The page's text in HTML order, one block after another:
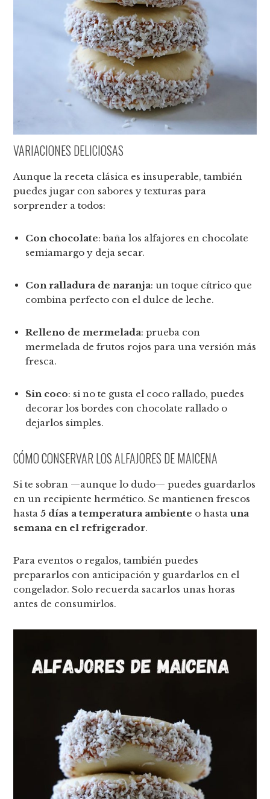
VARIACIONES DELICIOSAS
Aunque la receta clásica es insuperable, también
puedes jugar con sabores y texturas para
sorprender a todos:
Con chocolate: baña los alfajores en chocolate
semiamargo y deja secar.
Con ralladura de naranja: un toque cítrico que
combina perfecto con el dulce de leche.
Relleno de mermelada: prueba con
mermelada de frutos rojos para una versión más
fresca.
Sin coco: si no te gusta el coco rallado, puedes
decorar los bordes con chocolate rallado o
dejarlos simples.
CÓMO CONSERVAR LOS ALFAJORES DE MAICENA
Si te sobran —aunque lo dudo— puedes guardarlos
en un recipiente hermético. Se mantienen frescos
hasta5 días a temperatura ambiente o hastauna
semana en el refrigerador.
Para eventos o regalos, también puedes
prepararlos con anticipación y guardarlos en el
congelador. Solo recuerda sacarlos unas horas
antes de consumirlos.